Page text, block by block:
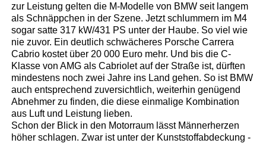
zur Leistung gelten die M-Modelle von BMW seit langem
als Schnäppchen in der Szene. Jetzt schlummern im M4
sogar satte 317 kW/431 PS unter der Haube. So viel wie
nie zuvor. Ein deutlich schwächeres Porsche Carrera
Cabrio kostet über 20 000 Euro mehr. Und bis die C-
Klasse von AMG als Cabriolet auf der Straße ist, dürften
mindestens noch zwei Jahre ins Land gehen. So ist BMW
auch entsprechend zuversichtlich, weiterhin genügend
Abnehmer zu finden, die diese einmalige Kombination
aus Luft und Leistung lieben.
Schon der Blick in den Motorraum lässt Männerherzen
höher schlagen. Zwar ist unter der Kunststoffabdeckung -